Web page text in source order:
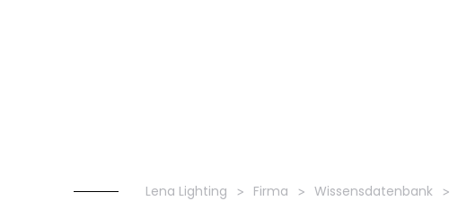
Lena Lighting Firma Wissensdatenbank